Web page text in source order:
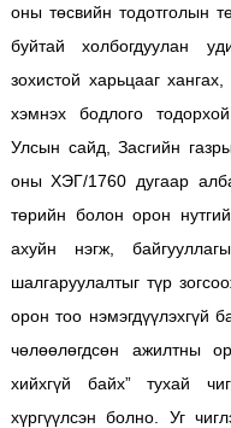
оны төсвийн тодотголын
буйтай холбогдуулан
зохистой харьцааг
хэмнэх бодлого
Улсын сайд, Засгийн
оны ХЭГ/1760 дугаар
төрийн болон орон
ахуйн нэгж,
шалгаруулалтыг түр
орон тоо нэмэгдүүлэхгүй
чөлөөлөгдсөн ажилтны
хийхгүй байх” тухай
хүргүүлсэн болно. Уг